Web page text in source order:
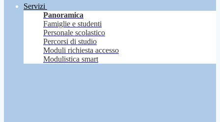
Servizi
Panoramica
Famiglie e studenti
Personale scolastico
Percorsi di studio
Moduli richiesta accesso
Modulistica smart